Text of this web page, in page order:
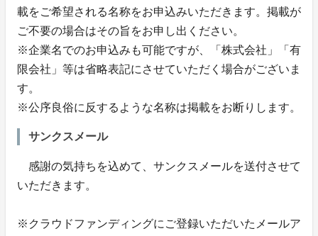
載をご希望される名称をお申込みいただきます。掲載が
ご不要の場合はその旨をお申し出ください。
※企業名でのお申込みも可能ですが、「株式会社」「有
限会社」等は省略表記にさせていただく場合がございま
す。
※公序良俗に反するような名称は掲載をお断りします。
サンクスメール
感謝の気持ちを込めて、サンクスメールを送付させて
いただきます。
※クラウドファンディングにご登録いただいたメールア